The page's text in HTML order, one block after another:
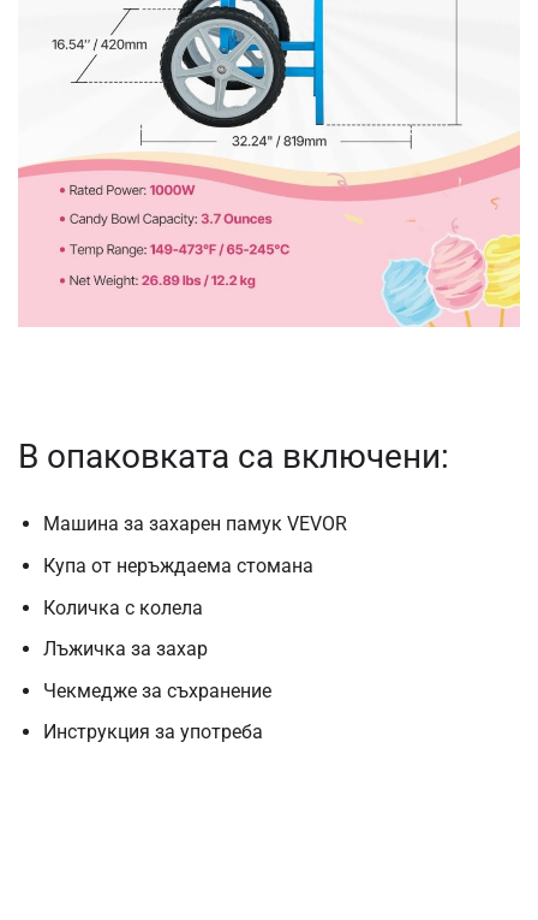
В опаковката са включени:
Машина за захарен памук VEVOR
Купа от неръждаема стомана
Количка с колела
Лъжичка за захар
Чекмедже за съхранение
Инструкция за употреба